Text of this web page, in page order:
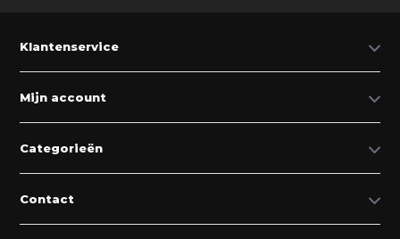
Klantenservice
Mijn account
Categorieën
Contact